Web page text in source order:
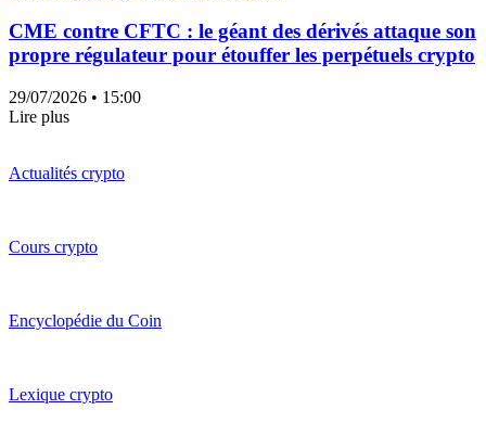
CME contre CFTC : le géant des dérivés attaque son
propre régulateur pour étouffer les perpétuels crypto
29/07/2026 • 15:00
Lire plus
Actualités crypto
Cours crypto
Encyclopédie du Coin
Lexique crypto